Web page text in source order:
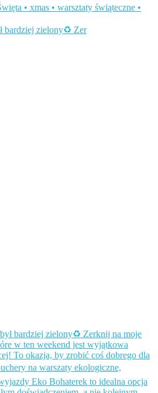
bardziej zielony♻️ Zer